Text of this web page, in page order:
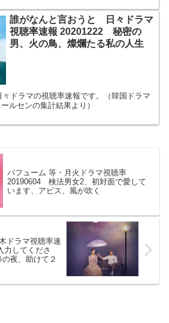
誰がなんと言おうと 日々ドラマ
視聴率速報 20201222 秘密の
男、火の鳥、燦爛たる私の人生
ドラマの視聴率速報です。（韓国ドラマ
ルセンの集計結果より）
パフューム 等・月火ドラマ視聴率
20190604 検法男女2、初対面で愛して
います、アビス、風が吹く
ドラマ視聴率速
してくださ
夜、助けて２